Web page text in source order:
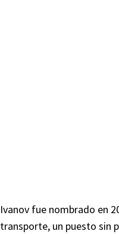
Ivanov fue nombrado en
transporte, un puesto sin